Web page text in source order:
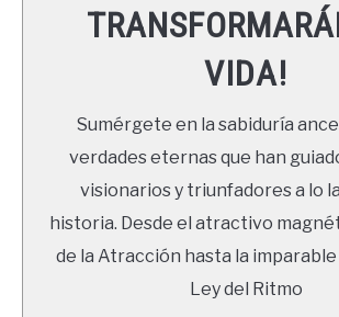
RECURSOS
NEWSLETTER
VIDA!
Sumérgete en la sabiduría
verdades eternas que han
visionarios y triunfadores a lo
historia. Desde el atractivo
de la Atracción hasta la imparable
Ley del Ritmo